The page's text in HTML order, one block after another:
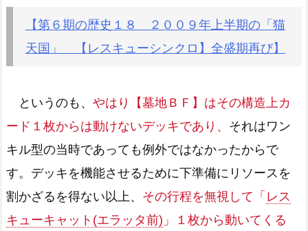
【第６期の歴史１８ ２００９年上半期の「猫
天国」 【レスキューシンクロ】全盛期再び】
というのも、 やはり【墓地ＢＦ】はその構造上カ
ード１枚からは動けないデッキであり、 それはワン
キル型の当時であっても例外ではなかったからで
す。デッキを機能させるために下準備にリソースを
割かざるを得ない以上、 その行程を無視して「 レス
キューキャット(エラッタ前) 」１枚から動いてくる